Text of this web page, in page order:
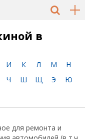
в
И К Л М
Н
Ч Ш Щ Э
Ю
для ремонта и